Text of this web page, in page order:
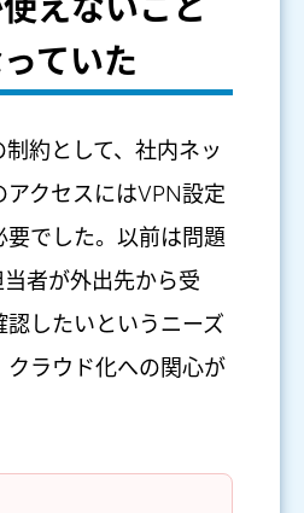
えないこと
ていた
約として、社内ネッ
アクセスにはVPN設定
要でした。以前は問題
者が外出先から受
したいというニーズ
クラウド化への関心が